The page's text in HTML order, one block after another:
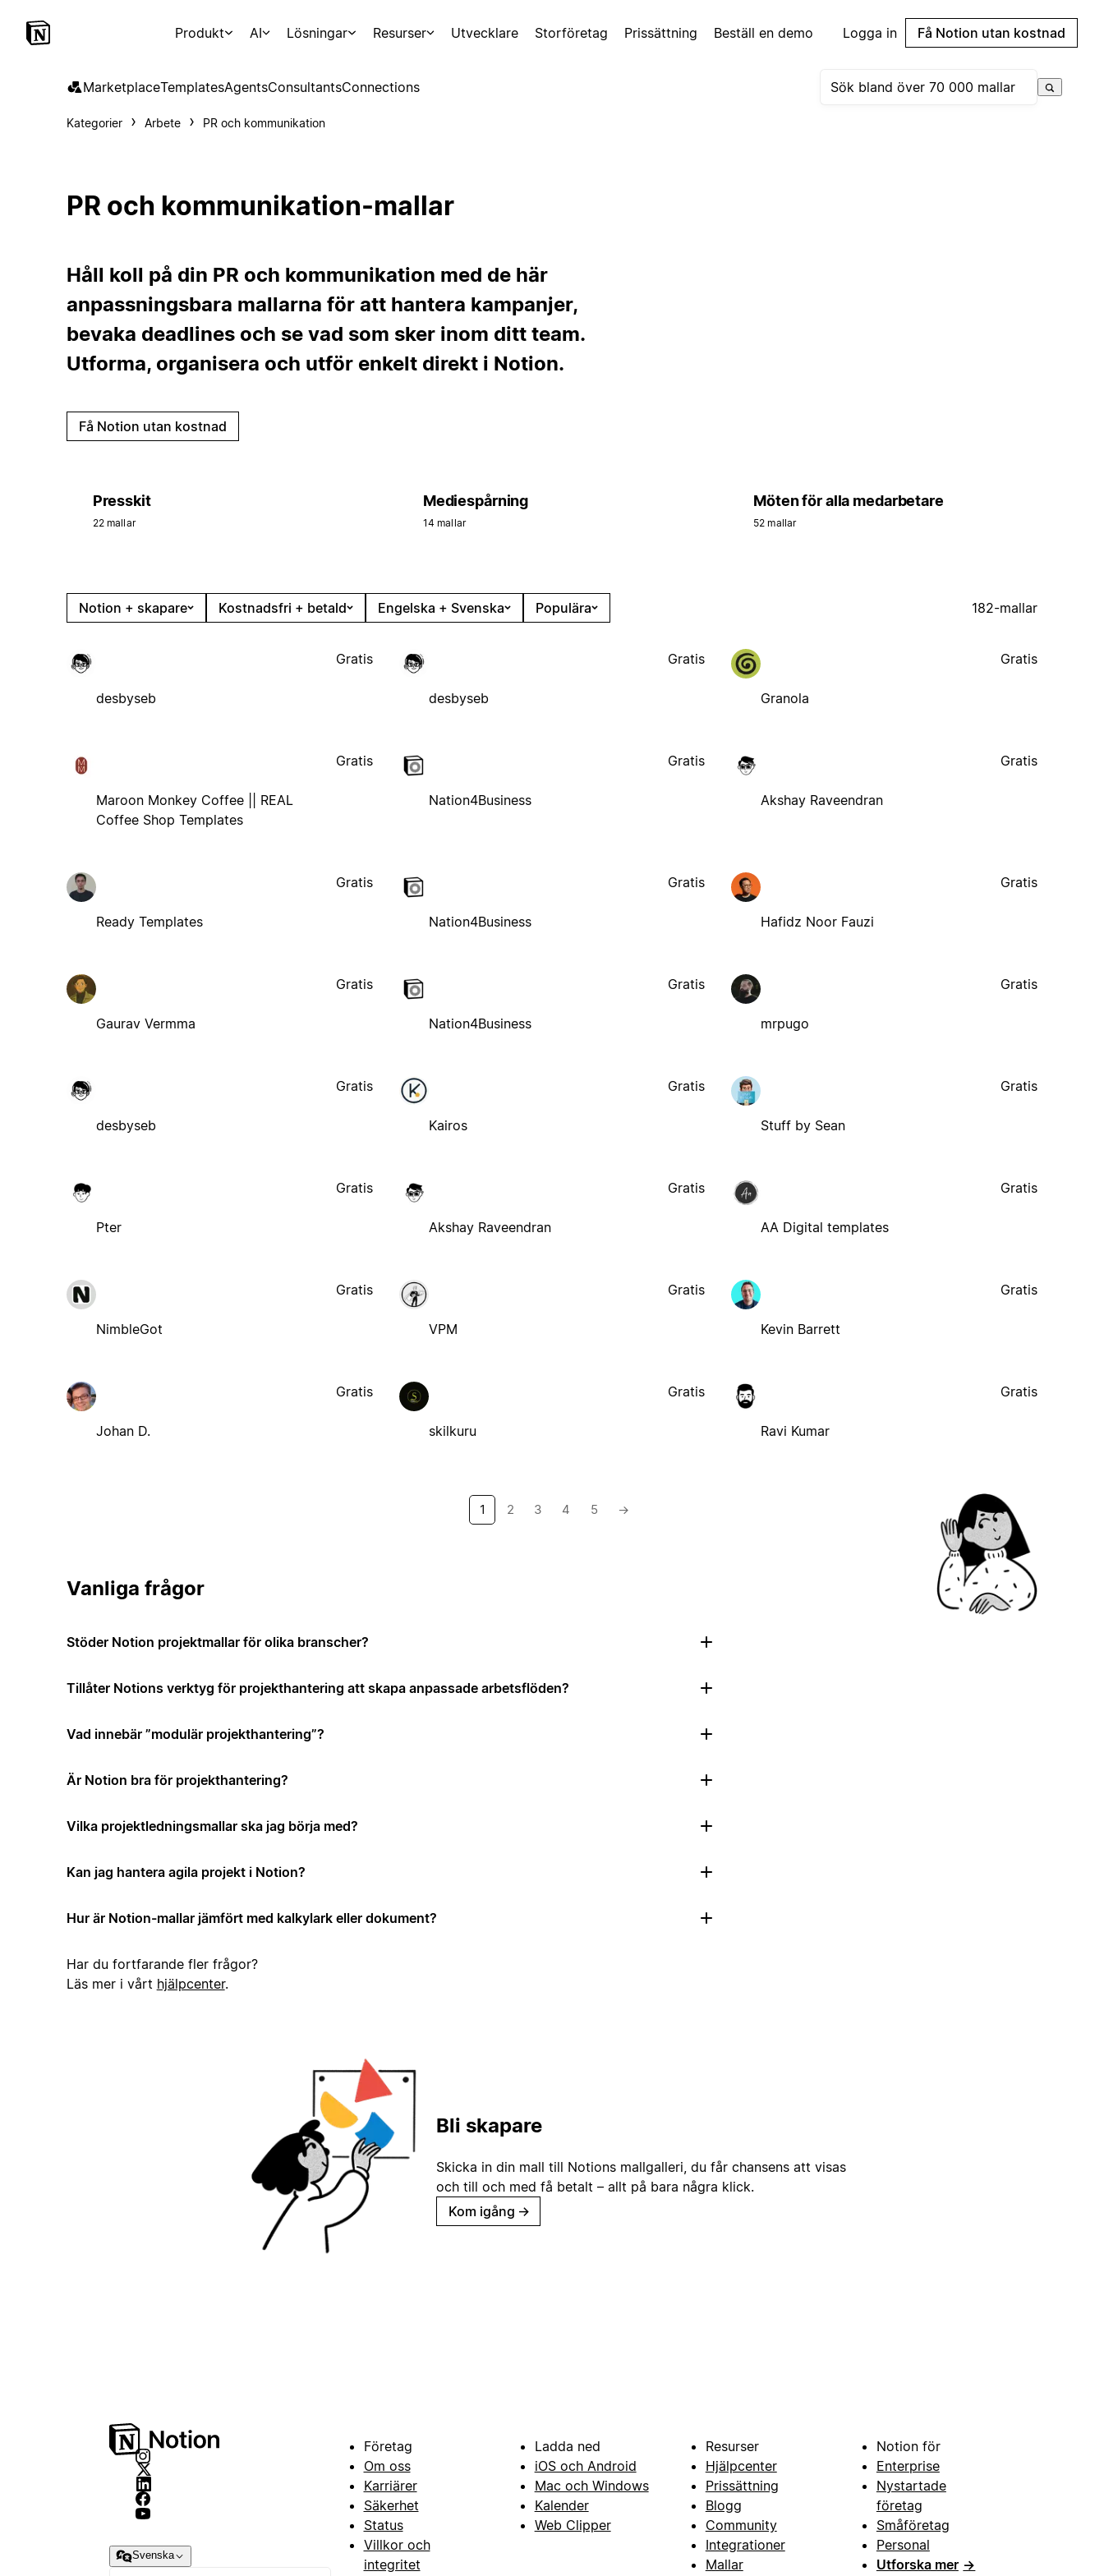
Produkt AI Lösningar Resurser Utvecklare Storföretag Prissättning Beställ en demo Logga in Få Notion utan kostnad
MarketplaceTemplatesAgentsConsultantsConnections
Kategorier Arbete PR och kommunikation
PR och kommunikation-mallar
Håll koll på din PR och kommunikation med de här
anpassningsbara mallarna för att hantera kampanjer,
bevaka deadlines och se vad som sker inom ditt team.
Utforma, organisera och utför enkelt direkt i Notion.
Få Notion utan kostnad
Presskit
22 mallar
Mediespårning
14 mallar
Möten för alla medarbetare
52 mallar
Notion + skapare Kostnadsfri + betald Engelska + Svenska Populära 182-mallar
desbyseb
Gratis
desbyseb
Gratis
Granola
Gratis
Maroon Monkey Coffee || REAL
Coffee Shop Templates
Gratis
Nation4Business
Gratis
Akshay Raveendran
Gratis
Ready Templates
Gratis
Nation4Business
Gratis
Hafidz Noor Fauzi
Gratis
Gaurav Vermma
Gratis
Nation4Business
Gratis
mrpugo
Gratis
desbyseb
Gratis
Kairos
Gratis
Stuff by Sean
Gratis
Pter
Gratis
Akshay Raveendran
Gratis
AA Digital templates
Gratis
NimbleGot
Gratis
VPM
Gratis
Kevin Barrett
Gratis
Johan D.
Gratis
skilkuru
Gratis
Ravi Kumar
Gratis
1 2 3 4 5 →
Vanliga frågor
Stöder Notion projektmallar för olika branscher?
Tillåter Notions verktyg för projekthantering att skapa anpassade arbetsflöden?
Vad innebär ”modulär projekthantering”?
Är Notion bra för projekthantering?
Vilka projektledningsmallar ska jag börja med?
Kan jag hantera agila projekt i Notion?
Hur är Notion-mallar jämfört med kalkylark eller dokument?
Har du fortfarande fler frågor?
Läs mer i vårt hjälpcenter.
Bli skapare
Skicka in din mall till Notions mallgalleri, du får chansens att visas
och till och med få betalt – allt på bara några klick.
Kom igång →
Svenska
Företag
Om oss
Karriärer
Säkerhet
Status
Villkor och
integritet
Ladda ned
iOS och Android
Mac och Windows
Kalender
Web Clipper
Resurser
Hjälpcenter
Prissättning
Blogg
Community
Integrationer
Mallar
Notion för
Enterprise
Nystartade
företag
Småföretag
Personal
Utforska mer →